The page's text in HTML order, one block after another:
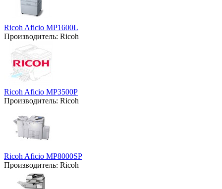
Ricoh Aficio MP1600L
Производитель: Ricoh
Ricoh Aficio MP3500P
Производитель: Ricoh
Ricoh Aficio MP8000SP
Производитель: Ricoh